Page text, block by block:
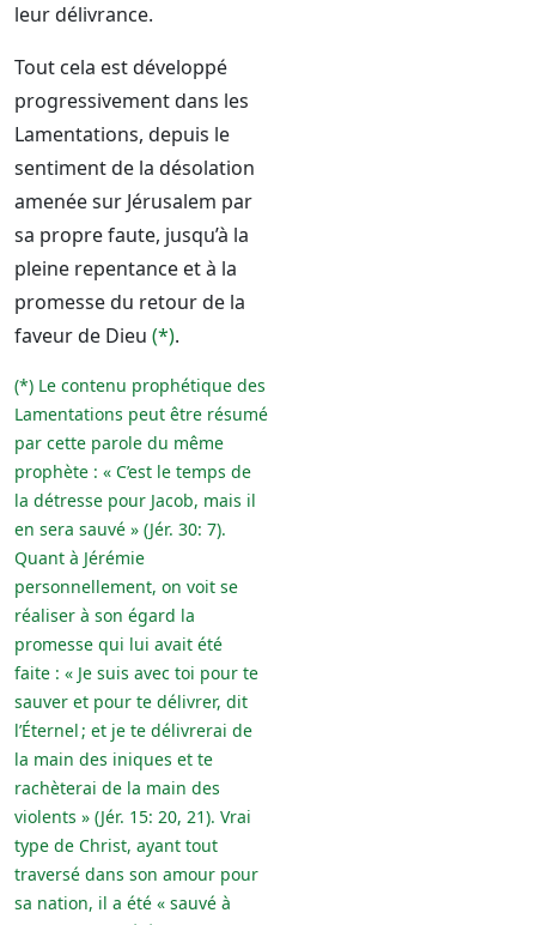
leur délivrance.
Tout cela est développé
progressivement dans les
Lamentations, depuis le
sentiment de la désolation
amenée sur Jérusalem par
sa propre faute, jusqu’à la
pleine repentance et à la
promesse du retour de la
faveur de Dieu (*).
(*) Le contenu prophétique des
Lamentations peut être résumé
par cette parole du même
prophète : « C’est le temps de
la détresse pour Jacob, mais il
en sera sauvé » (Jér. 30: 7).
Quant à Jérémie
personnellement, on voit se
réaliser à son égard la
promesse qui lui avait été
faite : « Je suis avec toi pour te
sauver et pour te délivrer, dit
l’Éternel ; et je te délivrerai de
la main des iniques et te
rachèterai de la main des
violents » (Jér. 15: 20, 21). Vrai
type de Christ, ayant tout
traversé dans son amour pour
sa nation, il a été « sauvé à